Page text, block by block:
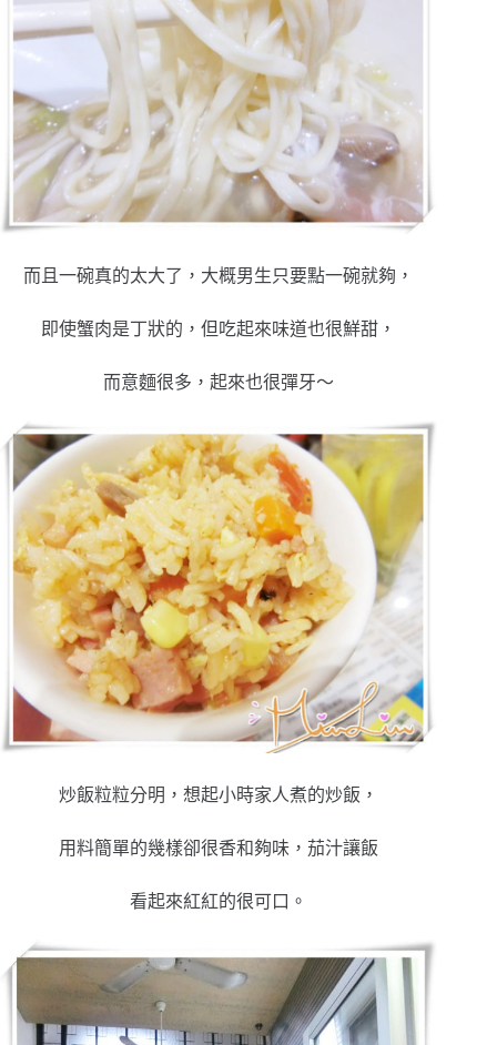
而且一碗真的太大了，大概男生只要點一碗就夠，
即使蟹肉是丁狀的，但吃起來味道也很鮮甜，
而意麵很多，起來也很彈牙～
炒飯粒粒分明，想起小時家人煮的炒飯，
用料簡單的幾樣卻很香和夠味，茄汁讓飯
看起來紅紅的很可口。